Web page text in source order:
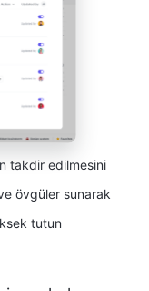
takdir edilmesini
övgüler sunarak
tutun